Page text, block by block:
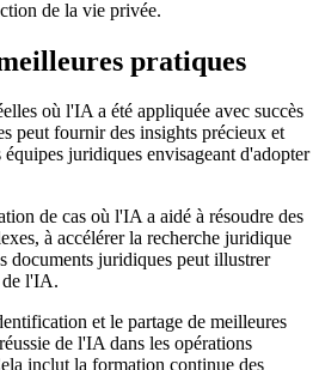
de la vie privée.
pratiques
où l'IA a été appliquée avec succès
peut fournir des insights précieux et
équipes juridiques envisageant d'adopter
de cas où l'IA a aidé à résoudre des
à accélérer la recherche juridique
documents juridiques peut illustrer
de l'IA.
et le partage de meilleures
de l'IA dans les opérations
inclut la formation continue des